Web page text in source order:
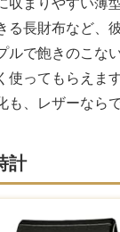
る長財布など、
で飽きのこな
使ってもらえま
、レザーなら
計